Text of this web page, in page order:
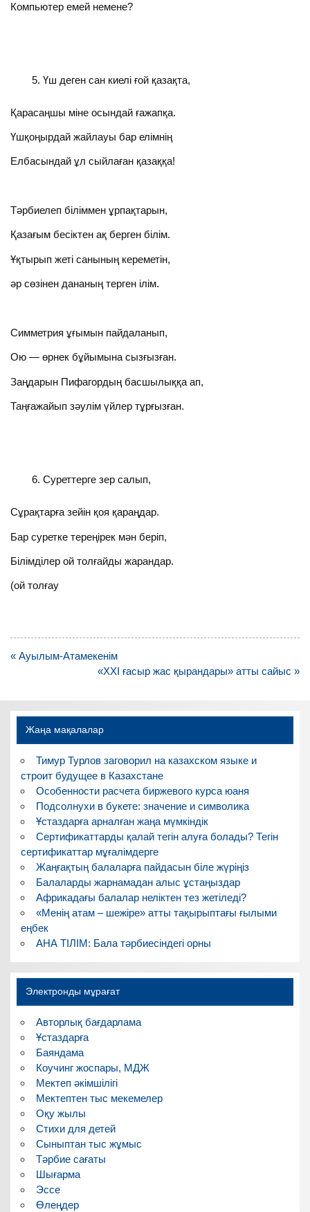
Компьютер емей немене?
Үш деген сан киелі ғой қазақта,
Қарасаңшы міне осындай ғажапқа.
Үшқоңырдай жайлауы бар елімнің
Елбасындай ұл сыйлаған қазаққа!
Тәрбиелеп біліммен ұрпақтарын,
Қазағым бесіктен ақ берген білім.
Ұқтырып жеті санының кереметін,
әр сөзінен дананың терген ілім.
Симметрия ұғымын пайдаланып,
Ою — өрнек бұйымына сызғызған.
Заңдарын Пифагордың басшылыққа ап,
Таңғажайып зәулім үйлер тұрғызған.
Суреттерге зер салып,
Сұрақтарға зейін қоя қараңдар.
Бар суретке тереңірек мән беріп,
Білімділер ой толғайды жарандар.
(ой толғау
Навигация
« Ауылым-Атамекенім
«ХХІ ғасыр жас қырандары» атты сайыс »
Жаңа мақалалар
Тимур Турлов заговорил на казахском языке и
строит будущее в Казахстане
Особенности расчета биржевого курса юаня
Подсолнухи в букете: значение и символика
Ұстаздарға арналған жаңа мүмкіндік
Сертификаттарды қалай тегін алуға болады? Тегін
сертификаттар мұғалімдерге
Жаңғақтың балаларға пайдасын біле жүріңіз
Балаларды жарнамадан алыс ұстаңыздар
Африкадағы балалар неліктен тез жетіледі?
«Менің атам – шежіре» атты тақырыптағы ғылыми
еңбек
АНА ТІЛІМ: Бала тәрбиесіндегі орны
Электронды мұрағат
Авторлық бағдарлама
Ұстаздарға
Баяндама
Коучинг жоспары, МДЖ
Мектеп әкімшілігі
Мектептен тыс мекемелер
Оқу жылы
Стихи для детей
Сыныптан тыс жұмыс
Тәрбие сағаты
Шығарма
Эссе
Өлеңдер